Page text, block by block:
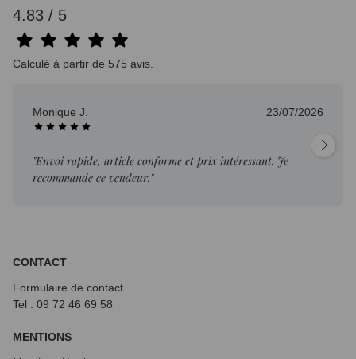
4.83 / 5
Calculé à partir de 575 avis.
Monique J. 23/07/2026
"Envoi rapide, article conforme et prix intéressant. Je
recommande ce vendeur."
CONTACT
Formulaire de contact
Tel : 09 72 46 69 58
MENTIONS